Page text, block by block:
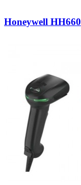
Honeywell HH660